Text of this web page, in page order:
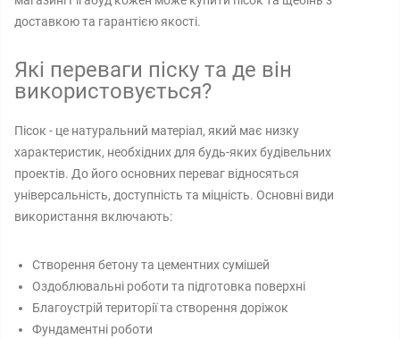
доставкою та гарантією якості.
Які переваги піску та де він
використовується?
Пісок - це натуральний матеріал, який має низку
характеристик, необхідних для будь-яких будівельних
проектів. До його основних переваг відносяться
універсальність, доступність та міцність. Основні види
використання включають:
Створення бетону та цементних сумішей
Оздоблювальні роботи та підготовка поверхні
Благоустрій території та створення доріжок
Фундаментні роботи